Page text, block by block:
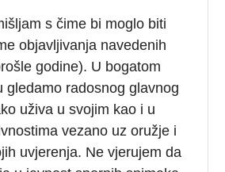
s čime bi moglo biti
objavljivanja navedenih
godine). U bogatom
gledamo radosnog glavnog
uživa u svojim kao i u
vezano uz oružje i
uvjerenja. Ne vjerujem da